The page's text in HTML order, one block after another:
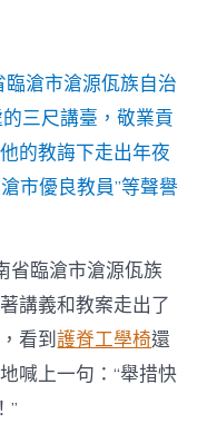
計
守
三
尺
講
臺〉
滄市滄源佤族自治
三尺講臺，敬業貢
的教誨下走出年夜
市優良教員”等聲譽
省臨滄市滄源佤族
講義和教案走出了
看到護脊工學椅還
喊上一句：“舉措快
”